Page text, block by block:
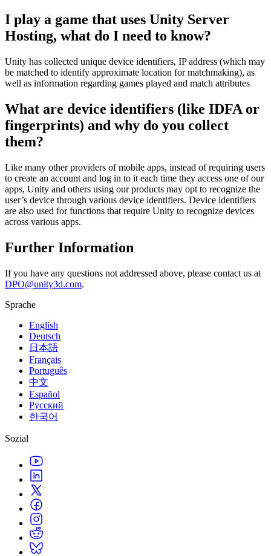
I play a game that uses Unity Server
Hosting, what do I need to know?
Unity has collected unique device identifiers, IP address (which may
be matched to identify approximate location for matchmaking), as
well as information regarding games played and match attributes
What are device identifiers (like IDFA or
fingerprints) and why do you collect
them?
Like many other providers of mobile apps, instead of requiring users
to create an account and log in to it each time they access one of our
apps, Unity and others using our products may opt to recognize the
user’s device through various device identifiers. Device identifiers
are also used for functions that require Unity to recognize devices
across various apps.
Further Information
If you have any questions not addressed above, please contact us at
DPO@unity3d.com.
Sprache
English
Deutsch
日本語
Français
Português
中文
Español
Русский
한국어
Sozial